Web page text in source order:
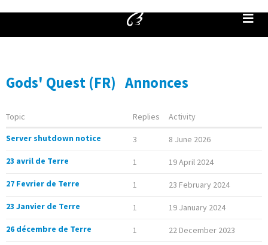
Gods' Quest (FR) Annonces
Topic Replies
Activity
Server shutdown notice
3
8 June 2026
23 avril de Terre
1
19 April 2024
27 Fevrier de Terre
1
23 February 2024
23 Janvier de Terre
1
19 January 2024
26 décembre de Terre
1
22 December 2023